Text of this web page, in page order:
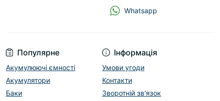
Популярне
Акумулюючі ємності
Акумулятори
Баки
Інформація
Умови угоди
Контакти
Зворотній зв'язок
Whatsapp